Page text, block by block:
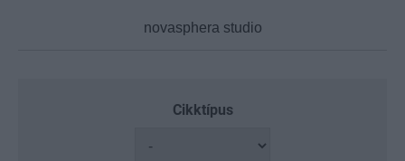
Cikktípus